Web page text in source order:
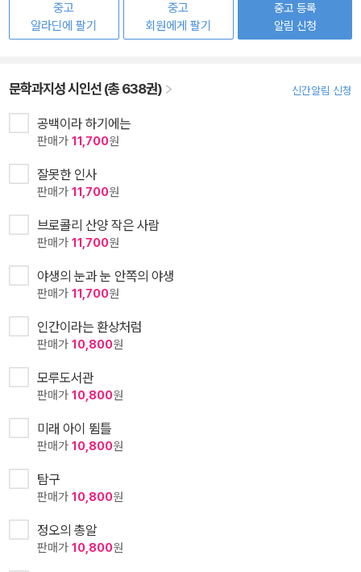
중고
알라딘에 팔기
중고
회원에게 팔기
중고 등록
알림 신청
문학과지성 시인선 (총 638권) 신간알림 신청
공백이라 하기에는
판매가 11,700원
잘못한 인사
판매가 11,700원
브로콜리 산양 작은 사람
판매가 11,700원
야생의 눈과 눈 안쪽의 야생
판매가 11,700원
인간이라는 환상처럼
판매가 10,800원
모루도서관
판매가 10,800원
미래 아이 뜀틀
판매가 10,800원
탐구
판매가 10,800원
정오의 총알
판매가 10,800원